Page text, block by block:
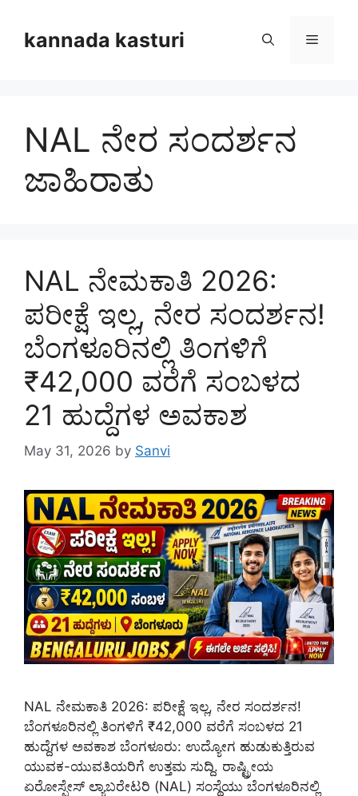
contentkannada kasturi Menu
NAL ನೇರ ಸಂದರ್ಶನ
ಜಾಹಿರಾತು
NAL ನೇಮಕಾತಿ 2026:
ಪರೀಕ್ಷೆ ಇಲ್ಲ, ನೇರ ಸಂದರ್ಶನ!
ಬೆಂಗಳೂರಿನಲ್ಲಿ ತಿಂಗಳಿಗೆ
₹42,000 ವರೆಗೆ ಸಂಬಳದ
21 ಹುದ್ದೆಗಳ ಅವಕಾಶ
May 31, 2026 by Sanvi
NAL ನೇಮಕಾತಿ 2026: ಪರೀಕ್ಷೆ ಇಲ್ಲ, ನೇರ ಸಂದರ್ಶನ!
ಬೆಂಗಳೂರಿನಲ್ಲಿ ತಿಂಗಳಿಗೆ ₹42,000 ವರೆಗೆ ಸಂಬಳದ 21
ಹುದ್ದೆಗಳ ಅವಕಾಶ ಬೆಂಗಳೂರು: ಉದ್ಯೋಗ ಹುಡುಕುತ್ತಿರುವ
ಯುವಕ-ಯುವತಿಯರಿಗೆ ಉತ್ತಮ ಸುದ್ದಿ. ರಾಷ್ಟ್ರೀಯ
ಏರೋಸ್ಪೇಸ್ ಲ್ಯಾಬರೇಟರಿ (NAL) ಸಂಸ್ಥೆಯು ಬೆಂಗಳೂರಿನಲ್ಲಿ